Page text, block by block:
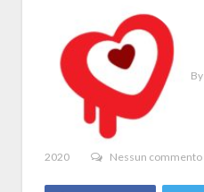
By
2020 Nessun commento